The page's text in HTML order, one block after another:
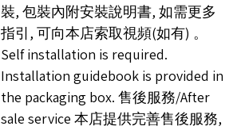
裝, 包裝內附安裝說明書, 如需更多
指引, 可向本店索取視頻(如有) 。
Self installation is required.
Installation guidebook is provided in
the packaging box. 售後服務/After
sale service 本店提供完善售後服務,